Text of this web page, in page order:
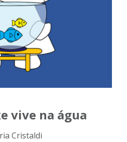
vive na água
Cristaldi